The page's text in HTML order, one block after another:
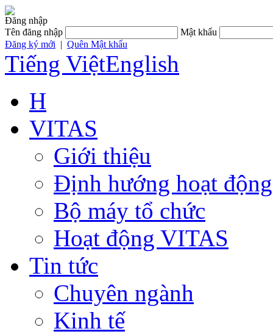
Đăng nhập
Tên đăng nhập
Mật khẩu
Đăng ký mới | Quên Mật khẩu
Tiếng ViệtEnglish
H
VITAS
Giới thiệu
Định hướng hoạt động
Bộ máy tổ chức
Hoạt động VITAS
Tin tức
Chuyên ngành
Kinh tế